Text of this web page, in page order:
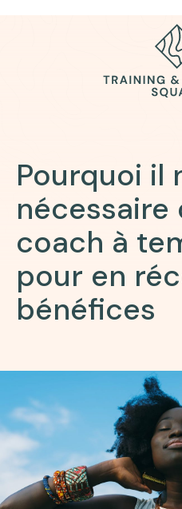
Pourquoi il
nécessaire
coach à
pour en
bénéfices